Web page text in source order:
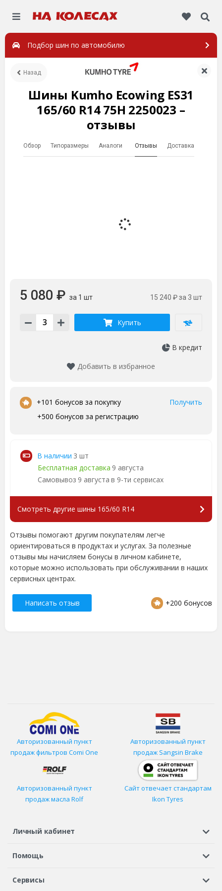
Подбор шин по автомобилю
Назад
Шины Kumho Ecowing ES31
165/60 R14 75H 2250023 –
отзывы
Обзор Типоразмеры Аналоги Отзывы Доставка
5 080 ₽ за 1 шт 15 240 ₽за 3 шт
Купить
В кредит
Добавить в избранное
• +101 бонусов за покупку
Получить
+500 бонусов за регистрацию
В наличии 3 шт
Бесплатная доставка 9 августа
Самовывоз 9 августа в 9-ти сервисах
Смотреть другие шины 165/60 R14
Отзывы помогают другим покупателям легче
ориентироваться в продуктах и услугах. За полезные
отзывы мы начисляем бонусы в личном кабинете,
которые можно использовать при обслуживании в наших
сервисных центрах.
Написать отзыв +200 бонусов
Авторизованный пункт
продаж фильтров Comi One
Авторизованный пункт
продаж Sangsin Brake
Авторизованный пункт
продаж масла Rolf
Сайт отвечает стандартам
Ikon Tyres
Личный кабинет
Регистрация или вход
Помощь
Шины в кредит
Сервисы